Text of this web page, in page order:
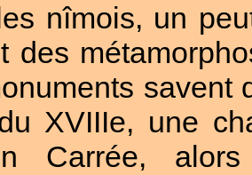
nîmois, un
des
savent
XVIIIe, une
Carrée,